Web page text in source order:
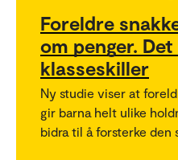
Foreldre
om penger.
klasseskiller
Ny studie viser at
gir barna helt ulike
bidra til å forsterke den